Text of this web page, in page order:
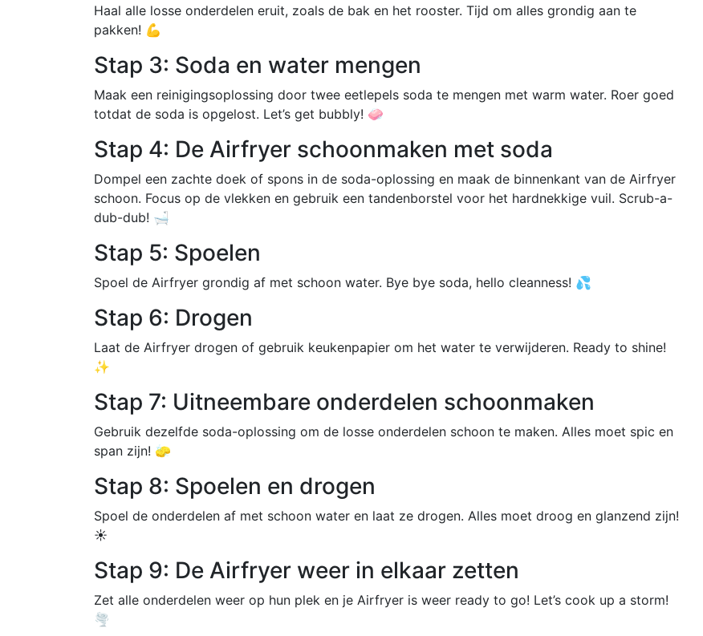
Haal alle losse onderdelen eruit, zoals de bak en het rooster. Tijd om alles grondig aan te
pakken! 💪
Stap 3: Soda en water mengen
Maak een reinigingsoplossing door twee eetlepels soda te mengen met warm water. Roer goed
totdat de soda is opgelost. Let’s get bubbly! 🧼
Stap 4: De Airfryer schoonmaken met soda
Dompel een zachte doek of spons in de soda-oplossing en maak de binnenkant van de Airfryer
schoon. Focus op de vlekken en gebruik een tandenborstel voor het hardnekkige vuil. Scrub-a-
dub-dub! 🛁
Stap 5: Spoelen
Spoel de Airfryer grondig af met schoon water. Bye bye soda, hello cleanness! 💦
Stap 6: Drogen
Laat de Airfryer drogen of gebruik keukenpapier om het water te verwijderen. Ready to shine!
✨
Stap 7: Uitneembare onderdelen schoonmaken
Gebruik dezelfde soda-oplossing om de losse onderdelen schoon te maken. Alles moet spic en
span zijn! 🧽
Stap 8: Spoelen en drogen
Spoel de onderdelen af met schoon water en laat ze drogen. Alles moet droog en glanzend zijn!
☀️
Stap 9: De Airfryer weer in elkaar zetten
Zet alle onderdelen weer op hun plek en je Airfryer is weer ready to go! Let’s cook up a storm!
🌪️